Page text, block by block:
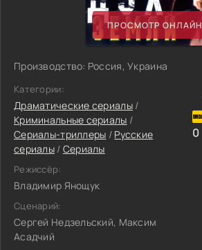
ПРОСМОТР ОНЛАЙН
Производство: Россия, Украина
Категории:
Драматические сериалы/
Криминальные сериалы /
Сериалы-триллеры / Русские
сериалы/ Сериалы
Режиссёр:
Владимир Янощук
Сценарий:
Сергей Недзельский, Максим
Асадчий
0